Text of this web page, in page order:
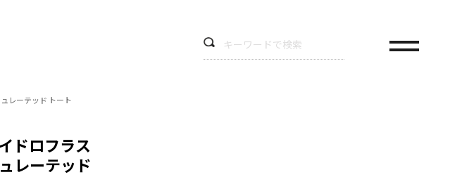
レーテッド トート
ドロフラス
レーテッド